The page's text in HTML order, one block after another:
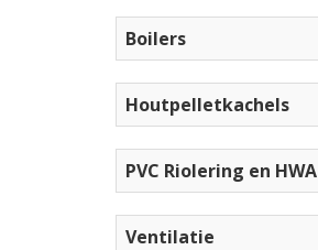
Boilers
Houtpelletkachels
PVC Riolering en HWA
Ventilatie